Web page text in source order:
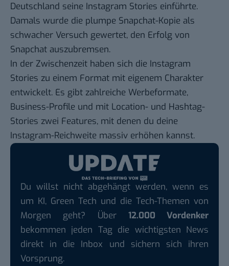
Deutschland seine Instagram Stories einführte.
Damals wurde die plumpe Snapchat-Kopie als
schwacher Versuch gewertet, den Erfolg von
Snapchat auszubremsen.
In der Zwischenzeit haben sich die Instagram
Stories zu einem Format mit eigenem Charakter
entwickelt. Es gibt zahlreiche Werbeformate,
Business-Profile und mit Location- und Hashtag-
Stories zwei Features, mit denen du deine
Instagram-Reichweite massiv erhöhen kannst.
Du willst nicht abgehängt werden, wenn es
um KI, Green Tech und die Tech-Themen von
Morgen geht? Über 12.000 Vordenker
bekommen jeden Tag die wichtigsten News
direkt in die Inbox und sichern sich ihren
Vorsprung.